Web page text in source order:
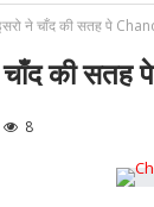
इसरो ने चाँद की सतह पे
चाँद की
8